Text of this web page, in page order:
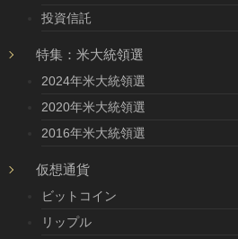
投資信託
特集：米大統領選
2024年米大統領選
2020年米大統領選
2016年米大統領選
仮想通貨
ビットコイン
リップル